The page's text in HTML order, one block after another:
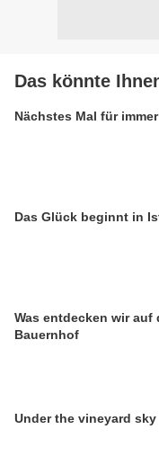
Das könnte
Nächstes Mal für immer
Das Glück beginnt in
Was entdecken wir auf
Bauernhof
Under the vineyard sky